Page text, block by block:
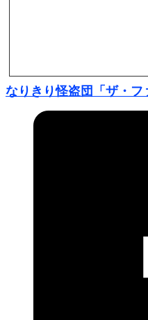
なりきり怪盗団「ザ・フ